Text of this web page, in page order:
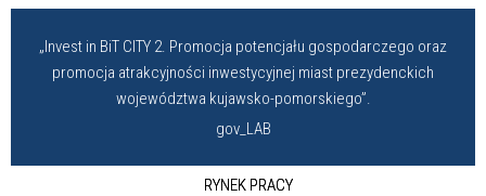
„Invest in BiT CITY 2. Promocja potencjału gospodarczego oraz
promocja atrakcyjności inwestycyjnej miast prezydenckich
województwa kujawsko-pomorskiego”.
gov_LAB
RYNEK PRACY